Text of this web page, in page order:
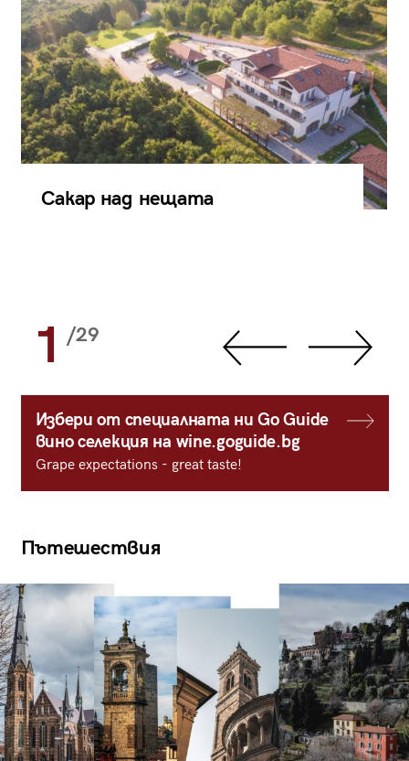
Сакар над нещата
1 /29
Избери от специалната ни Go Guide
вино селекция на wine.goguide.bg
Grape expectations - great taste!
Пътешествия